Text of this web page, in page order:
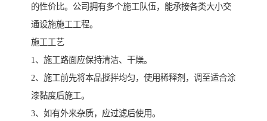
的性价比。公司拥有多个施工队伍，能承接各类大小交
通设施施工工程。
施工工艺
1、施工路面应保持清洁、干燥。
2、施工前先将本品搅拌均匀，使用稀释剂，调至适合涂
漆黏度后施工。
3、如有外来杂质，应过滤后使用。